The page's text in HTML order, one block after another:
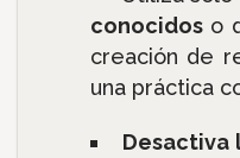
conocidoso
creación de
una práctica
Desactiva